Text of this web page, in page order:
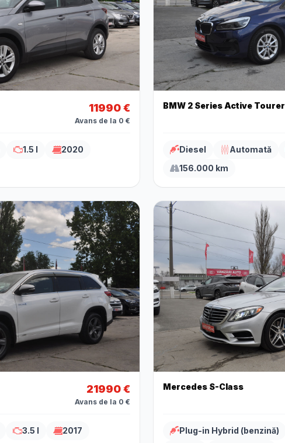
11990 €
Avans de la 0 €
1.5 l
2020
BMW 2 Series Active Tourer
Diesel Automată
156.000 km
21990 €
Avans de la 0 €
3.5 l
2017
Mercedes S-Class
Plug-in Hybrid (benzină)